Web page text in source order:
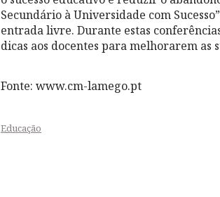
Secundário à Universidade com
entrada livre. Durante estas
dicas aos docentes para melhorarem as
Fonte: www.cm-lamego.pt
Educação